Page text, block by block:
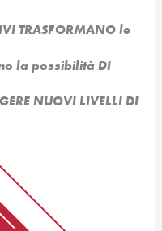
TRASFORMANO le
la possibilità DI
NUOVI LIVELLI DI